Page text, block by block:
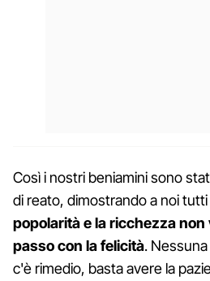
Così i nostri beniamini sono
di reato, dimostrando a noi
popolarità e la ricchezza
passo con la felicità.
c'è rimedio, basta avere la